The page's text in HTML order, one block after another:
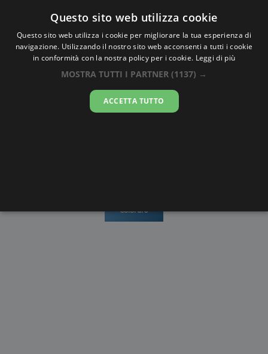
Oraesatta.co
Ora EsattaSlovjansk
18:51:14
colorare
Questo sito web utilizza cookie
Questo sito web utilizza i cookie per migliorare la tua esperienza di
navigazione. Utilizzando il nostro sito web acconsenti a tutti i cookie
in conformità con la nostra policy per i cookie. Leggi di più
MOSTRA TUTTI I PARTNER (1137) →
ACCETTA TUTTO